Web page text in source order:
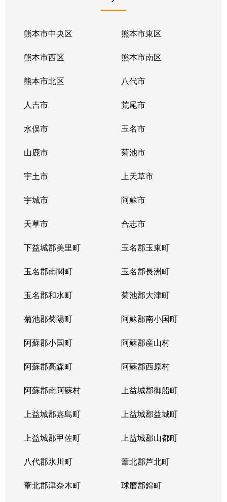
熊本市中央区 熊本市東区
熊本市西区 熊本市南区
熊本市北区 八代市
人吉市 荒尾市
水俣市 玉名市
山鹿市 菊池市
宇土市 上天草市
宇城市 阿蘇市
天草市 合志市
下益城郡美里町 玉名郡玉東町
玉名郡南関町 玉名郡長洲町
玉名郡和水町 菊池郡大津町
菊池郡菊陽町 阿蘇郡南小国町
阿蘇郡小国町 阿蘇郡産山村
阿蘇郡高森町 阿蘇郡西原村
阿蘇郡南阿蘇村 上益城郡御船町
上益城郡嘉島町 上益城郡益城町
上益城郡甲佐町 上益城郡山都町
八代郡氷川町 葦北郡芦北町
葦北郡津奈木町 球磨郡錦町